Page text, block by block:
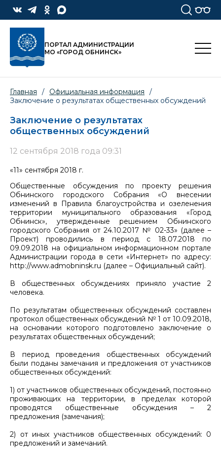
ПОРТАЛ АДМИНИСТРАЦИИ
МО «ГОРОД ОБНИНСК»
Главная / Официальная информация
/
Заключение о результатах общественных обсуждений
Заключение о результатах
общественных обсуждений
12 сентября 2018 года 09:31
«11» сентября 2018 г.
Общественные обсуждения по проекту решения
Обнинского городского Собрания «О внесении
изменений в Правила благоустройства и озеленения
территории муниципального образования «Город
Обнинск», утвержденные решением Обнинского
городского Собрания от 24.10.2017 № 02-33» (далее –
Проект) проводились в период с 18.07.2018 по
09.09.2018 на официальном информационном портале
Администрации города в сети «Интернет» по адресу:
http://www.admobninsk.ru (далее – Официальный сайт).
В общественных обсуждениях приняло участие 2
человека.
По результатам общественных обсуждений составлен
протокол общественных обсуждений № 1 от 10.09.2018,
на основании которого подготовлено заключение о
результатах общественных обсуждений;
В период проведения общественных обсуждений
были поданы замечания и предложения от участников
общественных обсуждений:
1) от участников общественных обсуждений, постоянно
проживающих на территории, в пределах которой
проводятся общественные обсуждения – 2
предложения (замечания);
2) от иных участников общественных обсуждений: 0
предложений и замечаний.